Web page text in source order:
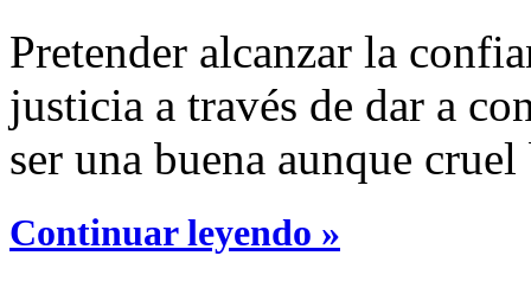
Pretender alcanzar la
justicia a través de dar a
ser una buena aunque
Continuar leyendo »